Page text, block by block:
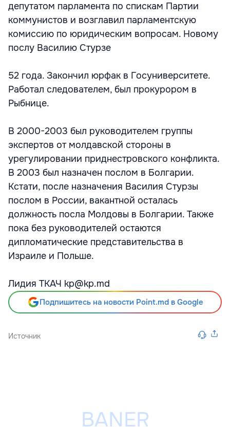
депутатом парламента по спискам Партии
коммунистов и возглавил парламентскую
комиссию по юридическим вопросам. Новому
послу Василию Стурзе
52 года. Закончил юрфак в Госуниверситете.
Работал следователем, был прокурором в
Рыбнице.
В 2000-2003 был руководителем группы
экспертов от молдавской стороны в
урегулировании приднестровского конфликта.
В 2003 был назначен послом в Болгарии.
Кстати, после назначения Василия Стурзы
послом в России, вакантной осталась
должность посла Молдовы в Болгарии. Также
пока без руководителей остаются
дипломатические представительства в
Израиле и Польше.
Лидия ТКАЧ kp@kp.md
Подпишитесь на новости Point.md в Google
Источник